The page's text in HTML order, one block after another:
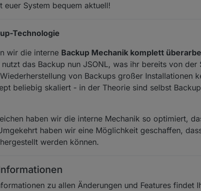
euer System bequem aktuell!
Technologie
wir die interne Backup Mechanik komplett
nutzt das Backup nun JSONL, was ihr bereits von
von Backups großer Installationen
beliebig skaliert - in der Theorie sind selbst
haben wir die interne Mechanik so optimiert,
haben wir eine Möglichkeit geschaffen,
werden können.
zu allen Änderungen und Features findet